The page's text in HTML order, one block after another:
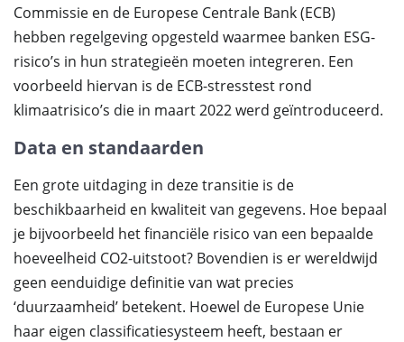
Commissie en de Europese Centrale Bank (ECB)
hebben regelgeving opgesteld waarmee banken ESG-
risico’s in hun strategieën moeten integreren. Een
voorbeeld hiervan is de ECB-stresstest rond
klimaatrisico’s die in maart 2022 werd geïntroduceerd.
Data en standaarden
Een grote uitdaging in deze transitie is de
beschikbaarheid en kwaliteit van gegevens. Hoe bepaal
je bijvoorbeeld het financiële risico van een bepaalde
hoeveelheid CO2-uitstoot? Bovendien is er wereldwijd
geen eenduidige definitie van wat precies
‘duurzaamheid’ betekent. Hoewel de Europese Unie
haar eigen classificatiesysteem heeft, bestaan er